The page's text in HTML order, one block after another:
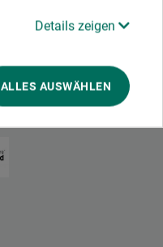
Details zeigen
ALLES AUSWÄHLEN